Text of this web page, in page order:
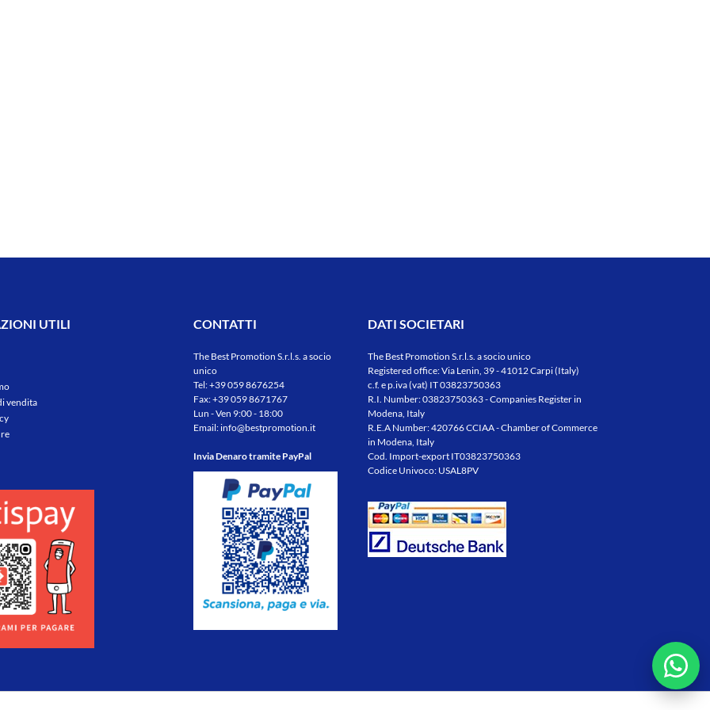
UTILI
vendita
CONTATTI
The Best Promotion S.r.l.s. a socio
unico
Tel:+39 059 8676254
Fax: +39 059 8671767
Lun - Ven 9:00 - 18:00
Email:info@bestpromotion.it
Invia Denaro tramite PayPal
DATI SOCIETARI
The Best Promotion S.r.l.s. a socio unico
Registered office: Via Lenin, 39 - 41012 Carpi (Italy)
c.f. e p.iva (vat) IT 03823750363
R.I. Number: 03823750363 - Companies Register in
Modena, Italy
R.E.A Number: 420766 CCIAA - Chamber of Commerce
in Modena, Italy
Cod. Import-export IT03823750363
Codice Univoco: USAL8PV